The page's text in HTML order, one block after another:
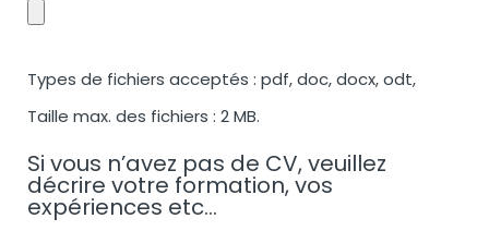
Types de fichiers acceptés : pdf, doc, docx, odt,
Taille max. des fichiers : 2 MB.
Si vous n’avez pas de CV, veuillez
décrire votre formation, vos
expériences etc...